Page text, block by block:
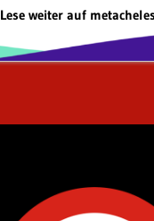
Lese weiter auf